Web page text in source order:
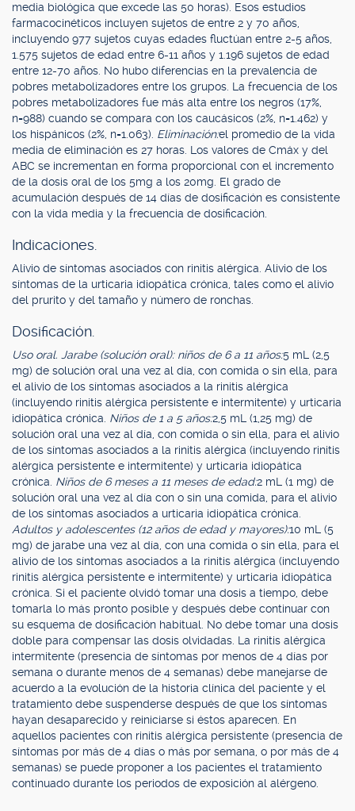
media biológica que excede las 50 horas). Esos estudios
farmacocinéticos incluyen sujetos de entre 2 y 70 años,
incluyendo 977 sujetos cuyas edades fluctúan entre 2-5 años,
1.575 sujetos de edad entre 6-11 años y 1.196 sujetos de edad
entre 12-70 años. No hubo diferencias en la prevalencia de
pobres metabolizadores entre los grupos. La frecuencia de los
pobres metabolizadores fue más alta entre los negros (17%,
n=988) cuando se compara con los caucásicos (2%, n=1.462) y
los hispánicos (2%, n=1.063). Eliminación:el promedio de la vida
media de eliminación es 27 horas. Los valores de Cmáx y del
ABC se incrementan en forma proporcional con el incremento
de la dosis oral de los 5mg a los 20mg. El grado de
acumulación después de 14 días de dosificación es consistente
con la vida media y la frecuencia de dosificación.
Indicaciones.
Alivio de síntomas asociados con rinitis alérgica. Alivio de los
síntomas de la urticaria idiopática crónica, tales como el alivio
del prurito y del tamaño y número de ronchas.
Dosificación.
Uso oral. Jarabe (solución oral): niños de 6 a 11 años:5 mL (2,5
mg) de solución oral una vez al día, con comida o sin ella, para
el alivio de los síntomas asociados a la rinitis alérgica
(incluyendo rinitis alérgica persistente e intermitente) y urticaria
idiopática crónica. Niños de 1 a 5 años:2,5 mL (1,25 mg) de
solución oral una vez al día, con comida o sin ella, para el alivio
de los síntomas asociados a la rinitis alérgica (incluyendo rinitis
alérgica persistente e intermitente) y urticaria idiopática
crónica. Niños de 6 meses a 11 meses de edad:2 mL (1 mg) de
solución oral una vez al día con o sin una comida, para el alivio
de los síntomas asociados a urticaria idiopática crónica.
Adultos y adolescentes (12 años de edad y mayores):10 mL (5
mg) de jarabe una vez al día, con una comida o sin ella, para el
alivio de los síntomas asociados a la rinitis alérgica (incluyendo
rinitis alérgica persistente e intermitente) y urticaria idiopática
crónica. Si el paciente olvidó tomar una dosis a tiempo, debe
tomarla lo más pronto posible y después debe continuar con
su esquema de dosificación habitual. No debe tomar una dosis
doble para compensar las dosis olvidadas. La rinitis alérgica
intermitente (presencia de síntomas por menos de 4 días por
semana o durante menos de 4 semanas) debe manejarse de
acuerdo a la evolución de la historia clínica del paciente y el
tratamiento debe suspenderse después de que los síntomas
hayan desaparecido y reiniciarse si éstos aparecen. En
aquellos pacientes con rinitis alérgica persistente (presencia de
síntomas por más de 4 días o más por semana, o por más de 4
semanas) se puede proponer a los pacientes el tratamiento
continuado durante los periodos de exposición al alérgeno.